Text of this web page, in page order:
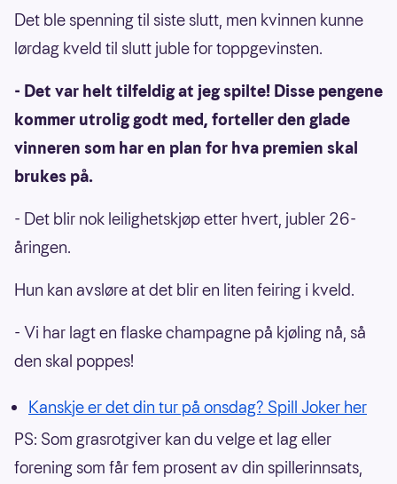
Det ble spenning til siste slutt, men kvinnen kunne
lørdag kveld til slutt juble for toppgevinsten.
- Det var helt tilfeldig at jeg spilte! Disse pengene
kommer utrolig godt med, forteller den glade
vinneren som har en plan for hva premien skal
brukes på.
- Det blir nok leilighetskjøp etter hvert, jubler 26-
åringen.
Hun kan avsløre at det blir en liten feiring i kveld.
- Vi har lagt en flaske champagne på kjøling nå, så
den skal poppes!
Kanskje er det din tur på onsdag? Spill Joker her
PS: Som grasrotgiver kan du velge et lag eller
forening som får fem prosent av din spillerinnsats,